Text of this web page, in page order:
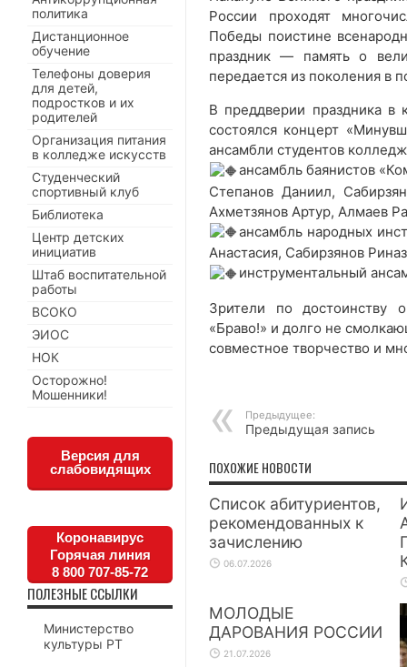
России проходят
Победы поистине
праздник — память о
передается из поколения в
В преддверии праздника в
состоялся концерт
ансамбли студентов
ансамбль баянистов
Степанов Даниил,
Ахметзянов Артур, Алмаев
ансамбль народных
Анастасия, Сабирзянов
инструментальный
Зрители по достоинству
«Браво!» и долго не
совместное творчество и
Предыдущее:
Предыдущая запись
ПОХОЖИЕ НОВОСТИ
Список абитуриентов,
рекомендованных к
зачислению
06.07.2026
МОЛОДЫЕ
ДАРОВАНИЯ РОССИИ
21.07.2026
политика
Дистанционное
обучение
Телефоны доверия
для детей,
подростков и их
родителей
Организация питания
в колледже искусств
Студенческий
спортивный клуб
Библиотека
Центр детских
инициатив
Штаб воспитательной
работы
ВСОКО
ЭИОС
НОК
Осторожно!
Мошенники!
Версия для
слабовидящих
Коронавирус
Горячая линия
8 800 707-85-72
ПОЛЕЗНЫЕ ССЫЛКИ
Министерство
культуры РТ